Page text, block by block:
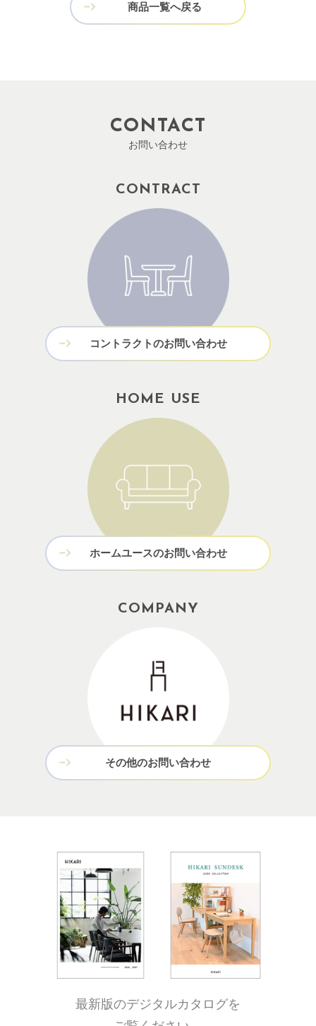
商品一覧へ戻る
CONTACT
お問い合わせ
CONTRACT
コントラクトのお問い合わせ
HOME USE
ホームユースのお問い合わせ
COMPANY
その他のお問い合わせ
最新版のデジタルカタログを